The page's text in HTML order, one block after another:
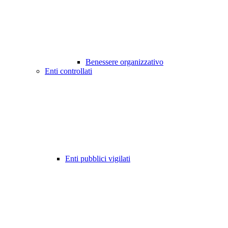
Benessere organizzativo
Enti controllati
Enti pubblici vigilati